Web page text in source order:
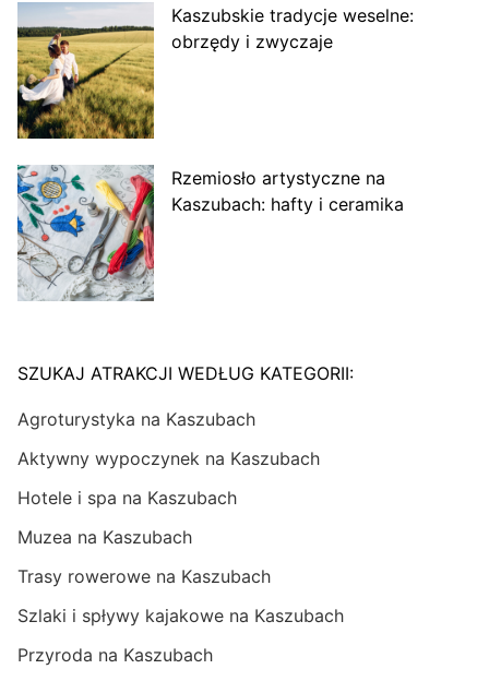
Kaszubskie tradycje weselne:
obrzędy i zwyczaje
Rzemiosło artystyczne na
Kaszubach: hafty i ceramika
SZUKAJ ATRAKCJI WEDŁUG KATEGORII:
Agroturystyka na Kaszubach
Aktywny wypoczynek na Kaszubach
Hotele i spa na Kaszubach
Muzea na Kaszubach
Trasy rowerowe na Kaszubach
Szlaki i spływy kajakowe na Kaszubach
Przyroda na Kaszubach